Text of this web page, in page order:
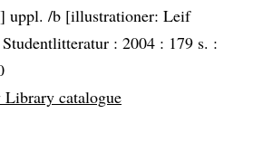
uppl. /b [illustrationer: Leif
Studentlitteratur : 2004 : 179 s. :
Library catalogue